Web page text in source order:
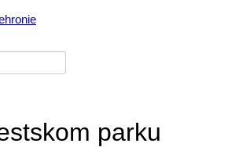
parku